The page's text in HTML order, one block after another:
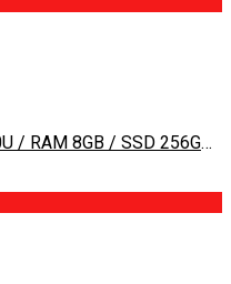
/ RAM 8GB / SSD 256GB